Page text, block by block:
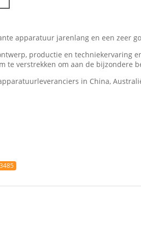
apparatuur jarenlang en een zeer
productie en techniekervaring
verstrekken om aan de bijzondere
in China,